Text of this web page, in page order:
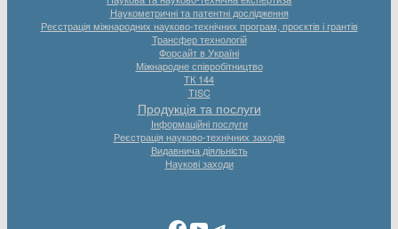
Наукометричні та патентні дослідження
Реєстрація міжнародних науково-технічних програм, проєктів і грантів
Трансфер технологій
Форсайт в Україні
Міжнародне співробітництво
ТК 144
TISC
Продукція та послуги
Інформаційні послуги
Реєстрація науково-технічних заходів
Видавнича діяльність
Наукові заходи